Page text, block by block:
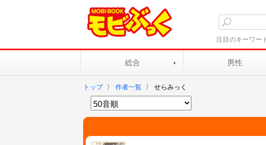
注目のキーワー
総合 男性
トップ 〉 作者一覧 〉 せらみっく